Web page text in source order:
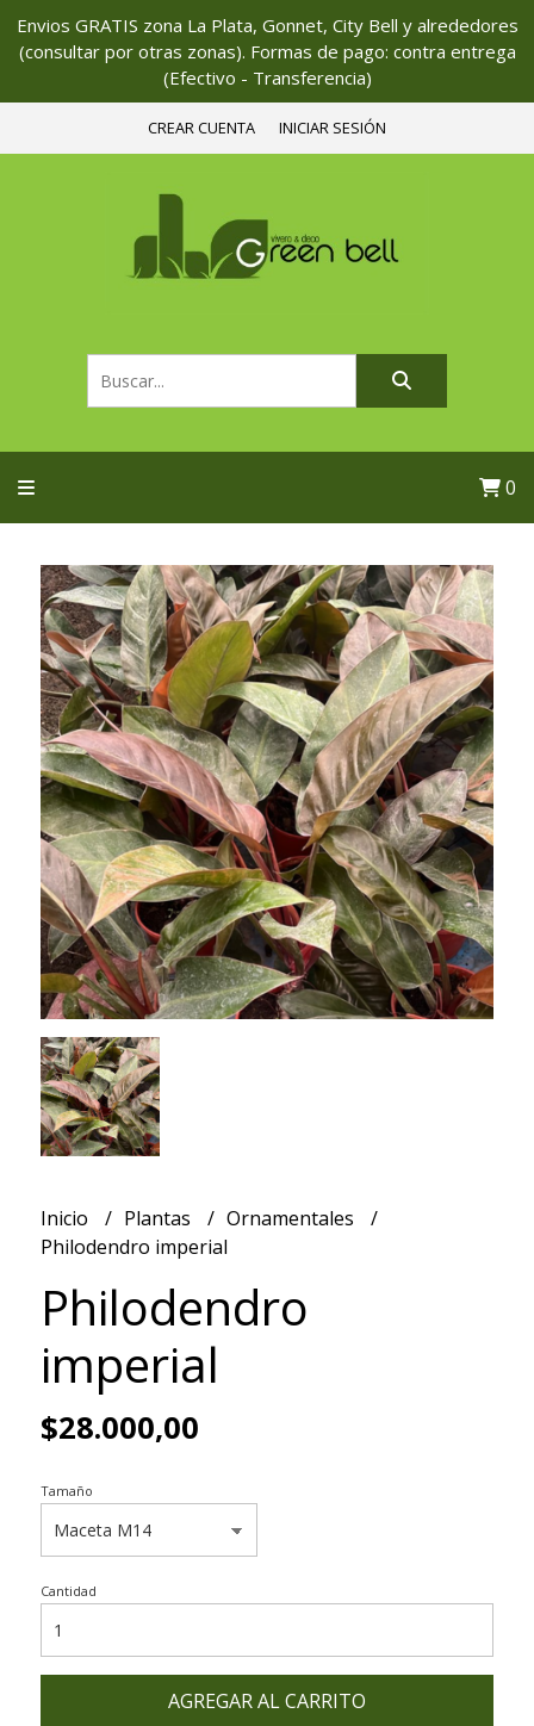
Envios GRATIS zona La Plata, Gonnet, City Bell y alrededores
(consultar por otras zonas). Formas de pago: contra entrega
(Efectivo - Transferencia)
CREAR CUENTA INICIAR SESIÓN
0
Inicio Plantas
Ornamentales
Philodendro imperial
Philodendro
imperial
$28.000,00
Tamaño
Cantidad
AGREGAR AL CARRITO